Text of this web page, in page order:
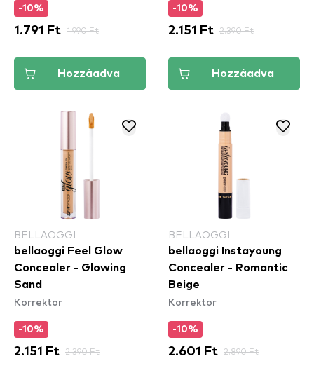
-10%
1.791 Ft 1.990 Ft
Hozzáadva
-10%
2.151 Ft 2.390 Ft
Hozzáadva
BELLAOGGI
bellaoggi Feel Glow
Concealer - Glowing
Sand
Korrektor
-10%
2.151 Ft 2.390 Ft
BELLAOGGI
bellaoggi Instayoung
Concealer - Romantic
Beige
Korrektor
-10%
2.601 Ft 2.890 Ft